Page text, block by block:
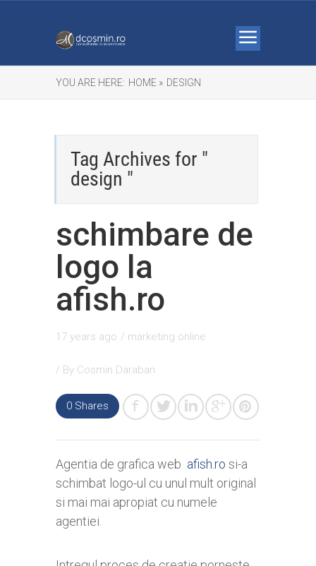
YOU ARE HERE: HOME » DESIGN
Tag Archives for "
design "
schimbare de
logo la
afish.ro
17 years ago / marketing online
/ By Cosmin Daraban
0 Shares
Agentia de grafica web afish.ro si-a
schimbat logo-ul cu unul mult original
si mai mai apropiat cu numele
agentiei.